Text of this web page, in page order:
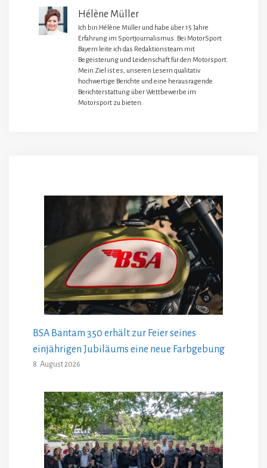
Hélène Müller
Ich bin Hélène Müller und habe über 15 Jahre
Erfahrung im Sportjournalismus. Bei MotorSport
Bayern leite ich das Redaktionsteam mit
Begeisterung und Leidenschaft für den Motorsport.
Mein Ziel ist es, unseren Lesern qualitativ
hochwertige Berichte und eine herausragende
Berichterstattung über Wettbewerbe im
Motorsport zu bieten.
BSA Bantam 350 erhält zur Feier seines
einjährigen Jubiläums eine neue Farbgebung
8. August 2026